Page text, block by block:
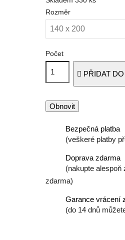
Rozměr
Počet
PŘIDAT
Bezpečná platba
(veškeré platby
Doprava zdarma
(nakupte alespoň
zdarma)
Garance vrácení
(do 14 dnů